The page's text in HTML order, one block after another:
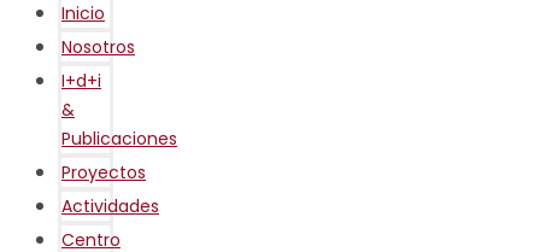
Inicio
Nosotros
I+d+i
&
Publicaciones
Proyectos
Actividades
Centro